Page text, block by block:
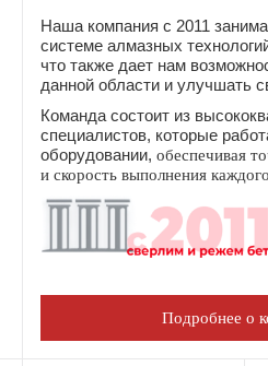
Наша компания с 2011
системе алмазных
что также дает нам
данной области и улучшать
Команда состоит из
специалистов, которые
оборудовании, обеспечивая
и скорость выполнения
Подробнее о